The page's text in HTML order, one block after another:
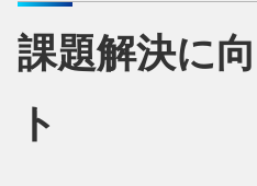
課題解決に
ト